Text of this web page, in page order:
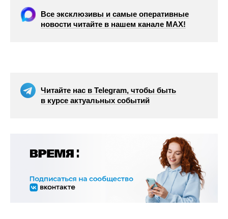
Все эксклюзивы и самые оперативные
новости читайте в нашем канале МАХ!
Читайте нас в Telegram, чтобы быть
в курсе актуальных событий